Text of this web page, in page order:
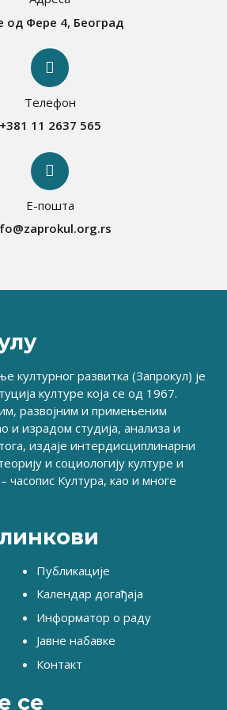
од Фере 4, Београд
Телефон
+381 11 2637 565
Е-пошта
културног развитка (Запрокул) је
културе која се од 1967.
развојним и примењеним
и израдом студија, анализа и
издаје интердисциплинарни
и социологију културе и
часопис Култура, као и многе
Публикације
Календар догађаја
Информатор о раду
Јавне набавке
Контакт
се